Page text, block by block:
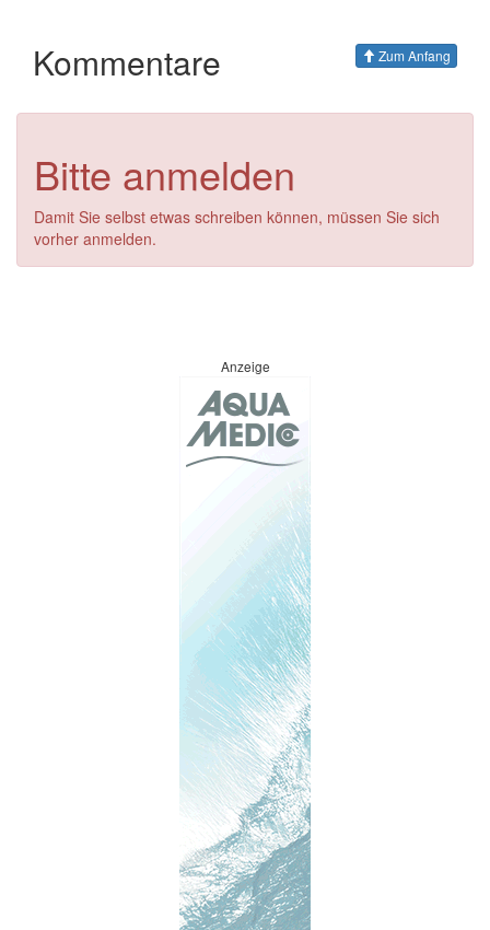
Kommentare Zum Anfang
Bitte anmelden
Damit Sie selbst etwas schreiben können, müssen Sie sich
vorher anmelden.
Anzeige